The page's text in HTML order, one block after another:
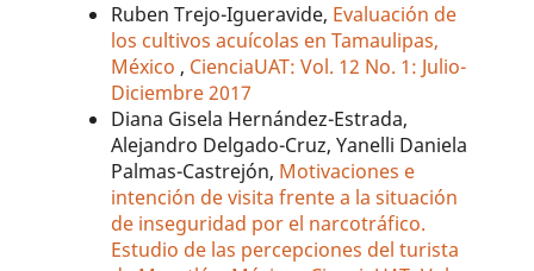
Ruben Trejo-Igueravide, Evaluación de
los cultivos acuícolas en Tamaulipas,
México , CienciaUAT: Vol. 12 No. 1: Julio-
Diciembre 2017
Diana Gisela Hernández-Estrada,
Alejandro Delgado-Cruz, Yanelli Daniela
Palmas-Castrejón, Motivaciones e
intención de visita frente a la situación
de inseguridad por el narcotráfico.
Estudio de las percepciones del turista